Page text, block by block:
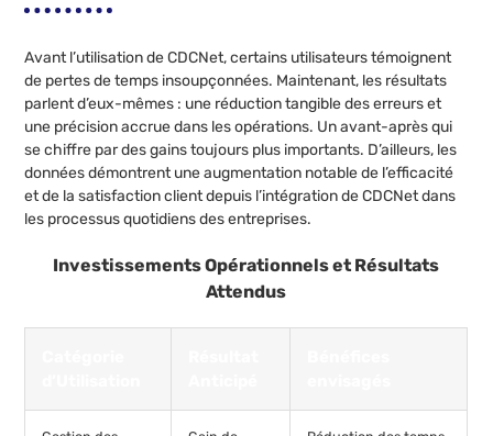
Avant l’utilisation de CDCNet, certains utilisateurs témoignent
de pertes de temps insoupçonnées. Maintenant, les résultats
parlent d’eux-mêmes : une réduction tangible des erreurs et
une précision accrue dans les opérations. Un avant-après qui
se chiffre par des gains toujours plus importants. D’ailleurs, les
données démontrent une augmentation notable de l’efficacité
et de la satisfaction client depuis l’intégration de CDCNet dans
les processus quotidiens des entreprises.
Investissements Opérationnels et Résultats
Attendus